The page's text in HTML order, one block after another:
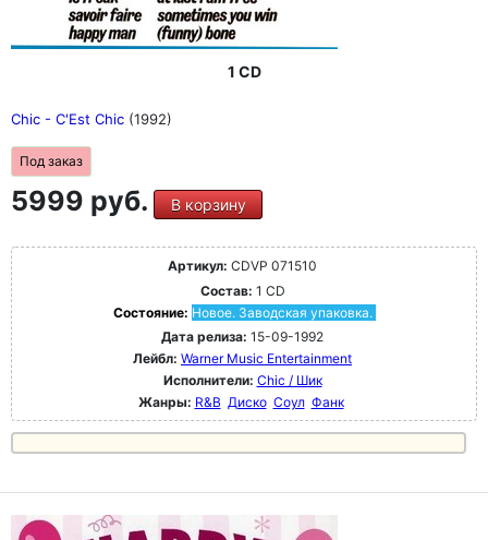
1 CD
Chic - C'Est Chic (1992)
Под заказ
5999 руб. В корзину
Артикул: CDVP 071510
Состав: 1 CD
Состояние: Новое. Заводская упаковка.
Дата релиза: 15-09-1992
Лейбл: Warner Music Entertainment
Исполнители: Chic / Шик
Жанры: R&B Диско Соул Фанк